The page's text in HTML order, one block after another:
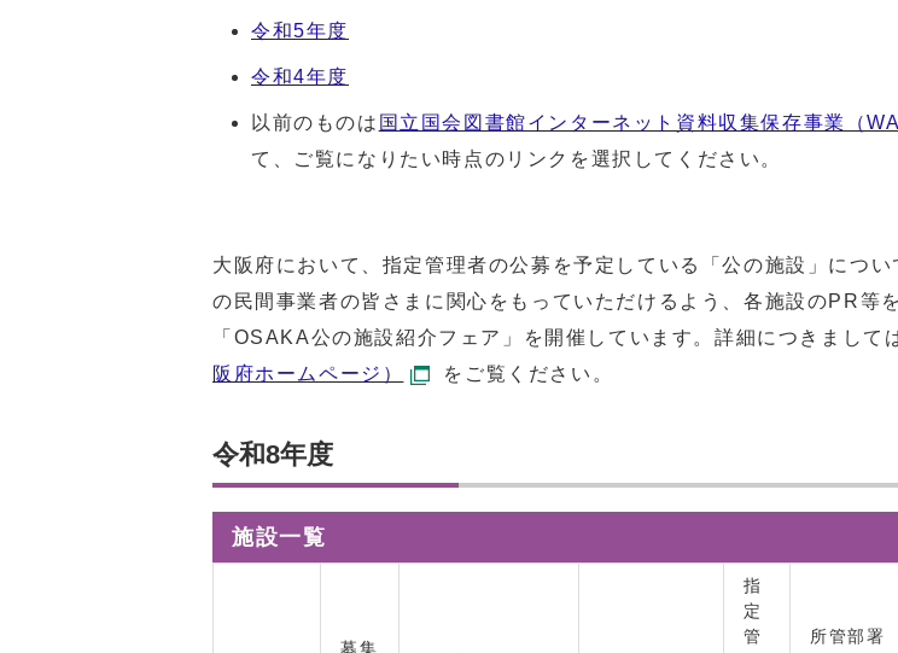
令和5年度
令和4年度
以前のものは 国立国会図書館インターネット資料収集保存事業（
て、ご覧になりたい時点のリンクを選択してください。
大阪府において、指定管理者の公募を予定している「公の施設」につい
の民間事業者の皆さまに関心をもっていただけるよう、各施設のPR等
「OSAKA公の施設紹介フェア」を開催しています。詳細につきまして
阪府ホームページ）
をご覧ください。
令和8年度
施設一覧
募集
指
定
管
所管部署